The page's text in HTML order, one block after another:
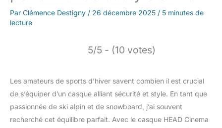
Par Clémence Destigny / 26 décembre 2025 / 5 minutes de
lecture
5/5 - (10 votes)
Les amateurs de sports d’hiver savent combien il est crucial
de s’équiper d’un casque alliant sécurité et style. En tant que
passionnée de ski alpin et de snowboard, j’ai souvent
recherché cet équilibre parfait. Avec le casque HEAD Cinema